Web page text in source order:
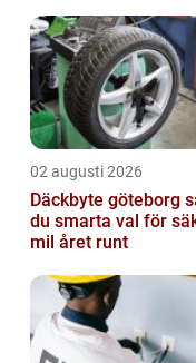
02 augusti 2026
Däckbyte göteborg så gör
du smarta val för
mil året runt